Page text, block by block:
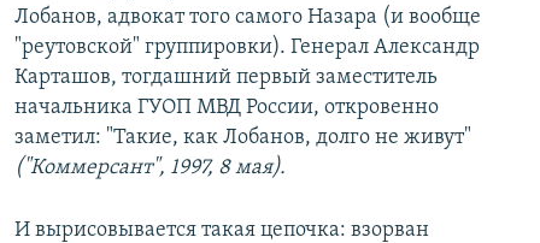
Лобанов, адвокат того самого Назара (и вообще
"реутовской" группировки). Генерал Александр
Карташов, тогдашний первый заместитель
начальника ГУОП МВД России, откровенно
заметил: "Такие, как Лобанов, долго не живут"
("Коммерсант", 1997, 8 мая).
И вырисовывается такая цепочка: взорван